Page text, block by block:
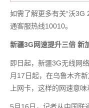
如需了解更多有关“沃3G
通客服热线10010。
新疆3G网速提升三倍 新
即日起，新疆3G无线网
月17日起，在乌鲁木齐
上网卡，这样的网速意